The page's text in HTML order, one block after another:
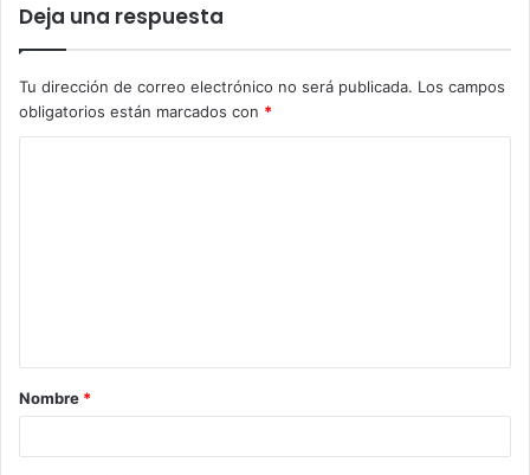
Deja una respuesta
Tu dirección de correo electrónico no será publicada. Los campos
obligatorios están marcados con *
a
r
Nombre *